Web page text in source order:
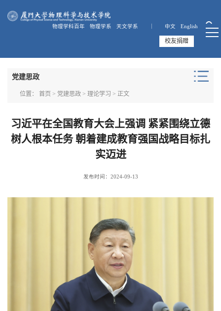
物理学科百年 物理学系 天文学系 ｜ 中文 English
校友捐赠
党建思政
位置： 首页 > 党建思政> 理论学习 > 正文
习近平在全国教育大会上强调 紧紧围绕立德
树人根本任务 朝着建成教育强国战略目标扎
实迈进
发布时间：2024-09-13